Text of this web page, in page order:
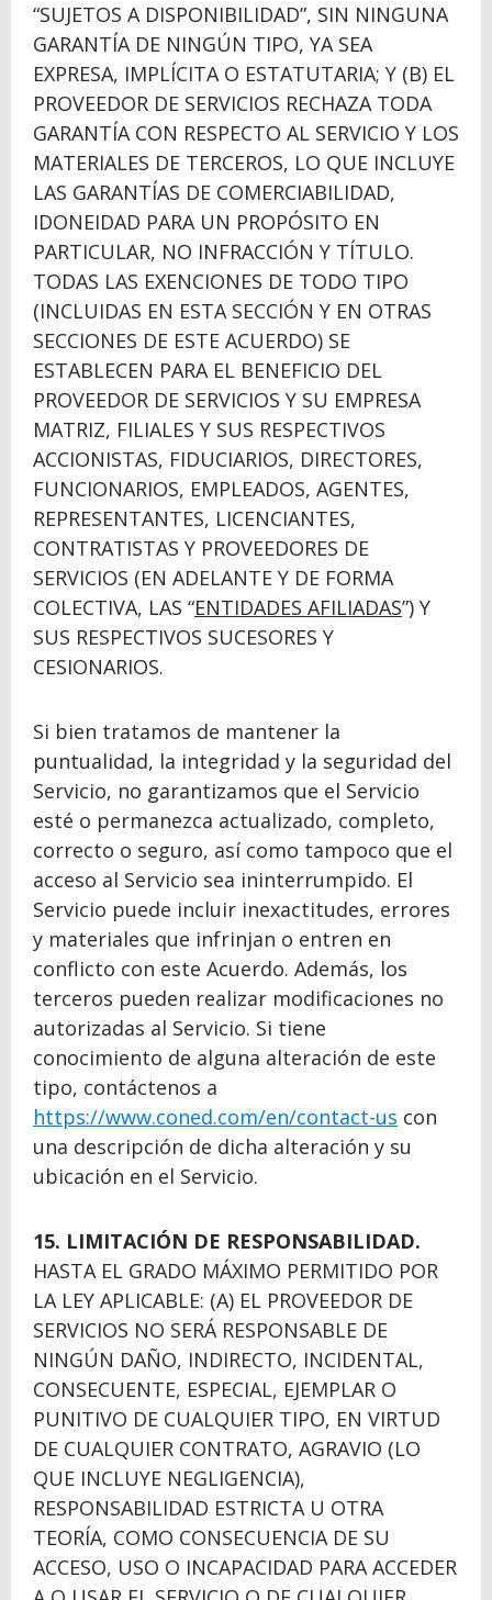
“SUJETOS A DISPONIBILIDAD”, SIN NINGUNA
GARANTÍA DE NINGÚN TIPO, YA SEA
EXPRESA, IMPLÍCITA O ESTATUTARIA; Y (B) EL
PROVEEDOR DE SERVICIOS RECHAZA TODA
GARANTÍA CON RESPECTO AL SERVICIO Y LOS
MATERIALES DE TERCEROS, LO QUE INCLUYE
LAS GARANTÍAS DE COMERCIABILIDAD,
IDONEIDAD PARA UN PROPÓSITO EN
PARTICULAR, NO INFRACCIÓN Y TÍTULO.
TODAS LAS EXENCIONES DE TODO TIPO
(INCLUIDAS EN ESTA SECCIÓN Y EN OTRAS
SECCIONES DE ESTE ACUERDO) SE
ESTABLECEN PARA EL BENEFICIO DEL
PROVEEDOR DE SERVICIOS Y SU EMPRESA
MATRIZ, FILIALES Y SUS RESPECTIVOS
ACCIONISTAS, FIDUCIARIOS, DIRECTORES,
FUNCIONARIOS, EMPLEADOS, AGENTES,
REPRESENTANTES, LICENCIANTES,
CONTRATISTAS Y PROVEEDORES DE
SERVICIOS (EN ADELANTE Y DE FORMA
COLECTIVA, LAS “ENTIDADES AFILIADAS”) Y
SUS RESPECTIVOS SUCESORES Y
CESIONARIOS.
Si bien tratamos de mantener la
puntualidad, la integridad y la seguridad del
Servicio, no garantizamos que el Servicio
esté o permanezca actualizado, completo,
correcto o seguro, así como tampoco que el
acceso al Servicio sea ininterrumpido. El
Servicio puede incluir inexactitudes, errores
y materiales que infrinjan o entren en
conflicto con este Acuerdo. Además, los
terceros pueden realizar modificaciones no
autorizadas al Servicio. Si tiene
conocimiento de alguna alteración de este
tipo, contáctenos a
https://www.coned.com/en/contact-us con
una descripción de dicha alteración y su
ubicación en el Servicio.
15. LIMITACIÓN DE RESPONSABILIDAD.
HASTA EL GRADO MÁXIMO PERMITIDO POR
LA LEY APLICABLE: (A) EL PROVEEDOR DE
SERVICIOS NO SERÁ RESPONSABLE DE
NINGÚN DAÑO, INDIRECTO, INCIDENTAL,
CONSECUENTE, ESPECIAL, EJEMPLAR O
PUNITIVO DE CUALQUIER TIPO, EN VIRTUD
DE CUALQUIER CONTRATO, AGRAVIO (LO
QUE INCLUYE NEGLIGENCIA),
RESPONSABILIDAD ESTRICTA U OTRA
TEORÍA, COMO CONSECUENCIA DE SU
ACCESO, USO O INCAPACIDAD PARA ACCEDER